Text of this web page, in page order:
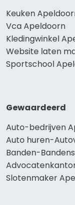
Keuken
Vca Apeldoorn
Kledingwinkel
Website laten
Sportschool
Gewaardeerd
Auto-bedrijven
Auto huren-
Banden-
Slotenmaker